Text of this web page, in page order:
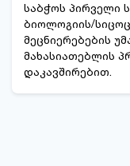
საბჭოს პირველი
ბიოლოგიის/
მეცნიერებების
მახასიათებლის
დაკავშირებით.